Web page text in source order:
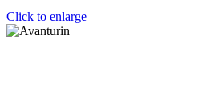
Click to enlarge